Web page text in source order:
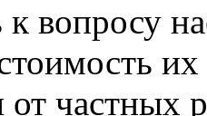
к вопросу
от частных